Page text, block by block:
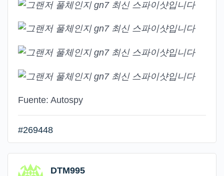
Fuente: Autospy
#269448
DTM995